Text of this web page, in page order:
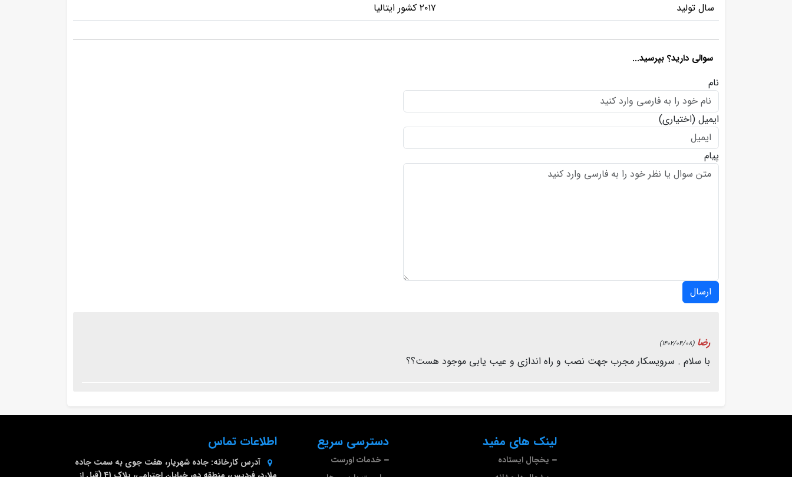
سال تولید
۲۰۱۷ کشور ایتالیا
سوالی دارید؟ بپرسید...
نام
ایمیل (اختیاری)
پیام
ارسال
رضا (1402/04/08)
با سلام . سرویسکار مجرب جهت نصب و راه اندازی و عیب یابی موجود هست؟؟
لینک های مفید
یخچال ایستاده
دسترسی سریع
خدمات اورست
اطلاعات تماس
آدرس کارخانه: جاده شهریار، هفت جوی به سمت جاده